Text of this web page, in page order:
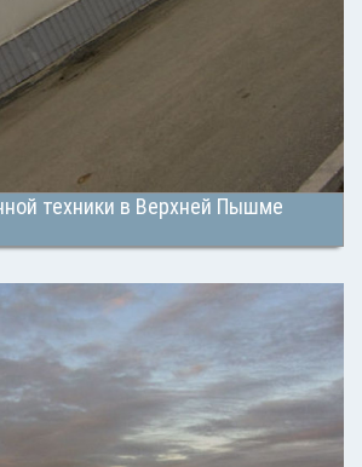
техники в Верхней Пышме